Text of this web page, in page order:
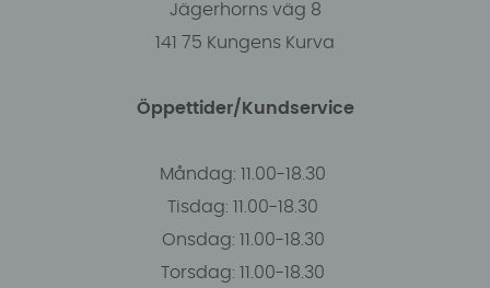
Jägerhorns väg 8
141 75 Kungens Kurva
Öppettider/Kundservice
Måndag: 11.00-18.30
Tisdag: 11.00-18.30
Onsdag: 11.00-18.30
Torsdag: 11.00-18.30